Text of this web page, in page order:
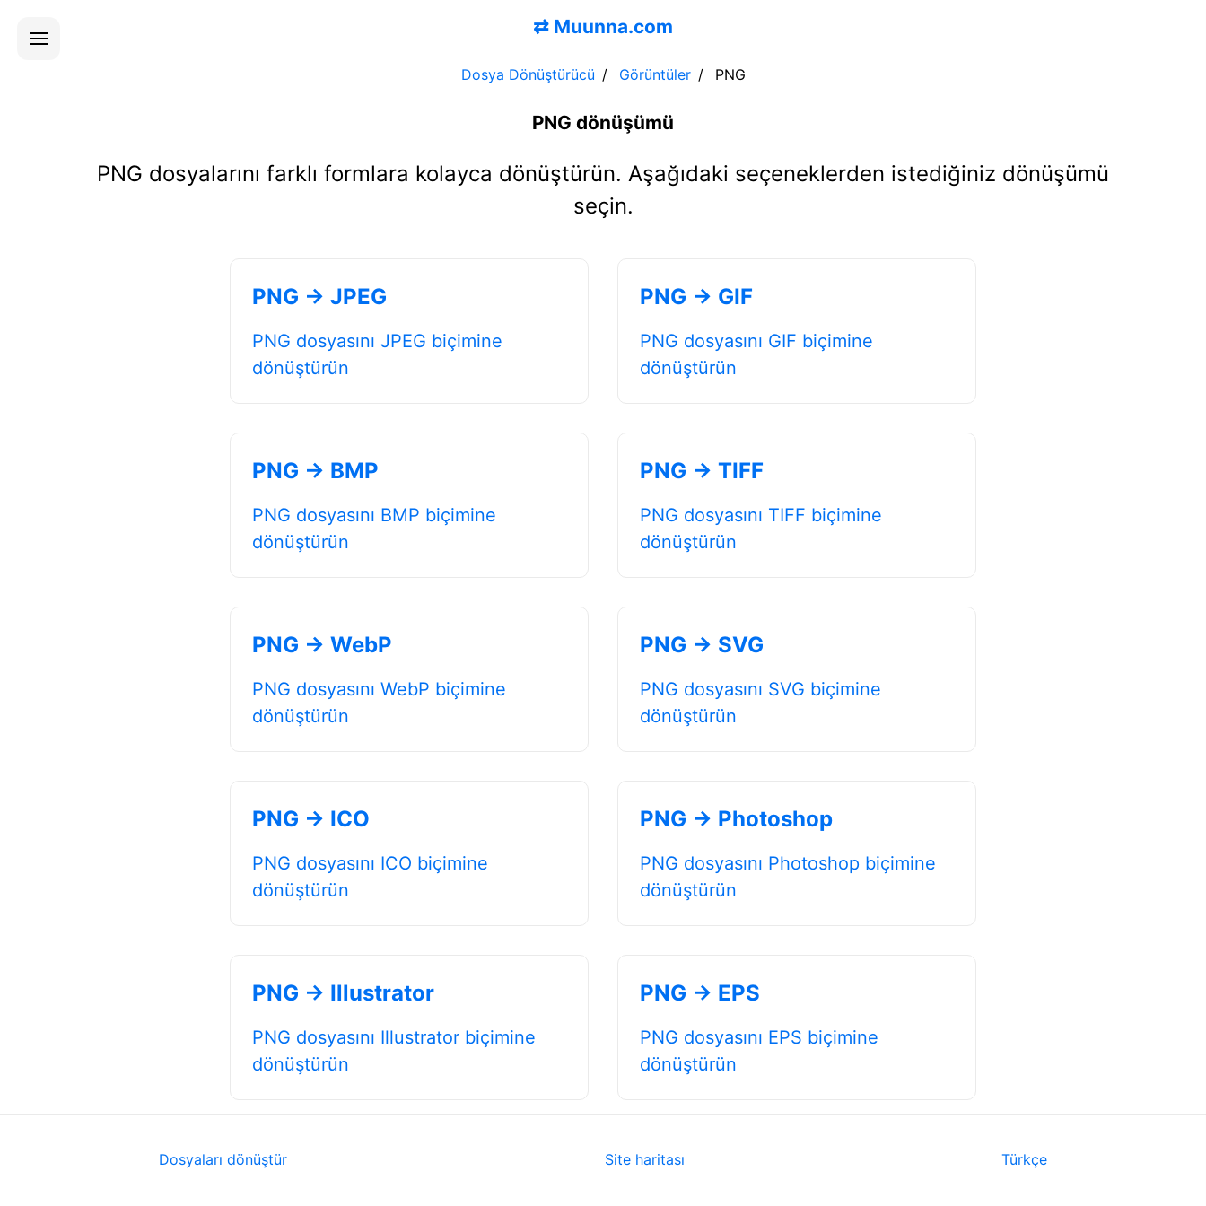
⇄ Muunna.com
Dosya Dönüştürücü Görüntüler PNG
PNG dönüşümü
PNG dosyalarını farklı formlara kolayca dönüştürün. Aşağıdaki seçeneklerden istediğiniz dönüşümü
seçin.
PNG → JPEG
PNG dosyasını JPEG biçimine
dönüştürün
PNG → GIF
PNG dosyasını GIF biçimine
dönüştürün
PNG → BMP
PNG dosyasını BMP biçimine
dönüştürün
PNG → TIFF
PNG dosyasını TIFF biçimine
dönüştürün
PNG → WebP
PNG dosyasını WebP biçimine
dönüştürün
PNG → SVG
PNG dosyasını SVG biçimine
dönüştürün
PNG → ICO
PNG dosyasını ICO biçimine
dönüştürün
PNG → Photoshop
PNG dosyasını Photoshop biçimine
dönüştürün
PNG → Illustrator
PNG dosyasını Illustrator biçimine
dönüştürün
PNG → EPS
PNG dosyasını EPS biçimine
dönüştürün
Dosyaları dönüştür Site haritası Türkçe